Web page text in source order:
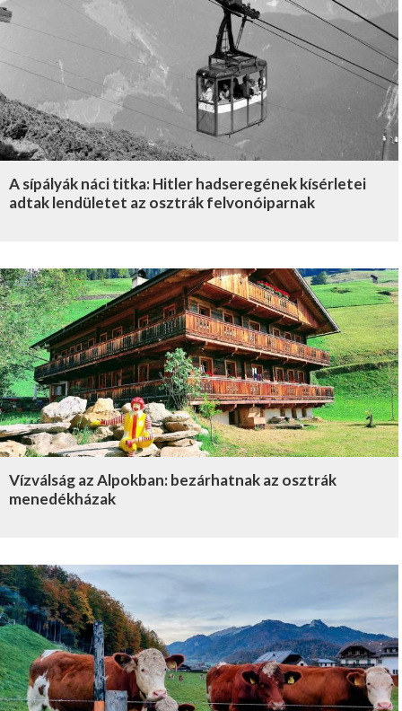
A sípályák náci titka: Hitler hadseregének kísérletei
adtak lendületet az osztrák felvonóiparnak
Vízválság az Alpokban: bezárhatnak az osztrák
menedékházak